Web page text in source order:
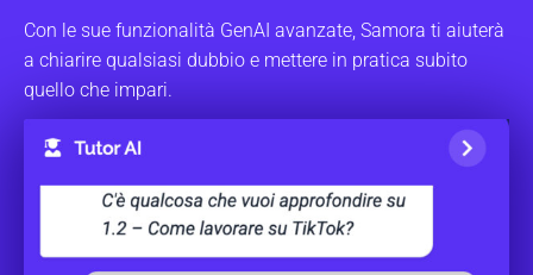
Con le sue funzionalità GenAI avanzate, Samora ti aiuterà
a chiarire qualsiasi dubbio e mettere in pratica subito
quello che impari.